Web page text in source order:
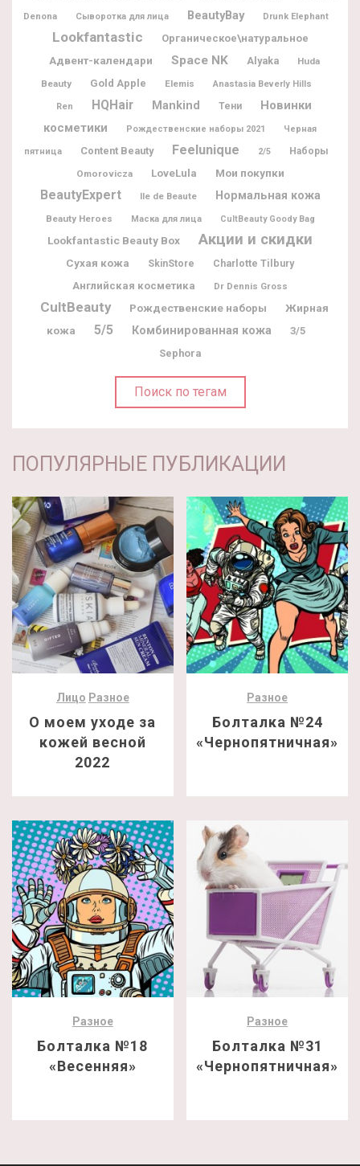
Denona
Сыворотка для лица BeautyBay Drunk Elephant
Lookfantastic Органическое\натуральное
Адвент-календари Space NK Alyaka
Huda
Beauty
Gold Apple Elemis Anastasia Beverly Hills
Ren HQHair Mankind Тени
Новинки
косметики
Рождественские наборы 2021 Черная
пятница Content Beauty Feelunique 2/5
Наборы
Omorovicza
LoveLula Мои покупки
BeautyExpert Ile de Beaute Нормальная кожа
Beauty Heroes Маска для лица CultBeauty Goody Bag
Lookfantastic Beauty Box Акции и скидки
Сухая кожа SkinStore
Charlotte Tilbury
Английская косметика
Dr Dennis Gross
CultBeauty Рождественские наборы
Жирная
кожа
5/5 Комбинированная кожа
3/5
Sephora
Поиск по тегам
ПОПУЛЯРНЫЕ ПУБЛИКАЦИИ
Лицо Разное
О моем уходе за
кожей весной
2022
Разное
Болталка №24
«Чернопятничная»
Разное
Болталка №18
«Весенняя»
Разное
Болталка №31
«Чернопятничная»